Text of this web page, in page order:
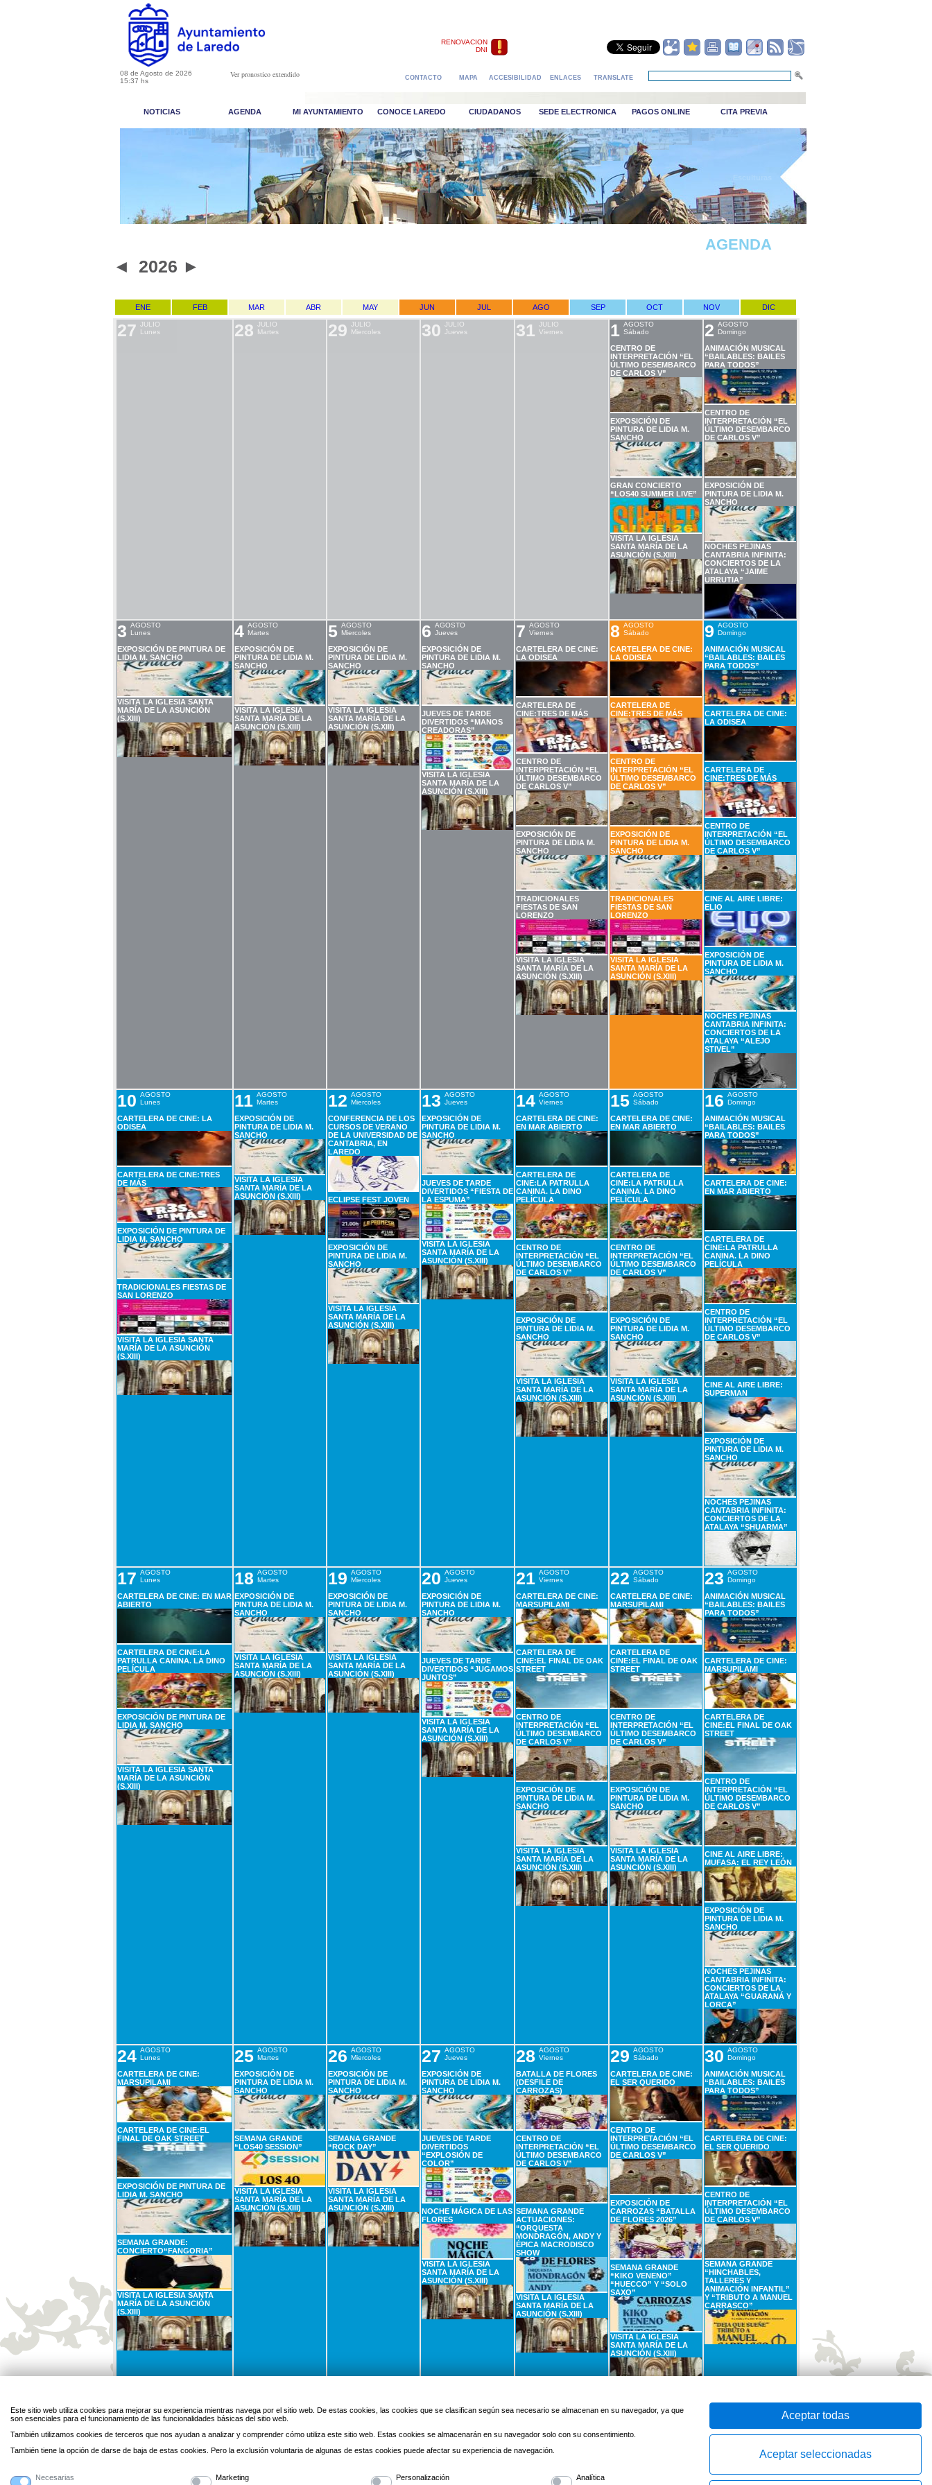
RENOVACION
DNI
08 de Agosto de 2026
15:37 hs
Ver pronostico extendido CONTACTO MAPA ACCESIBILIDAD ENLACES TRANSLATE
NOTICIAS AGENDA MI AYUNTAMIENTO CONOCE LAREDO CIUDADANOS SEDE ELECTRONICA PAGOS ONLINE CITA PREVIA
AGENDA
◄ 2026 ►
ENE FEB MAR ABR MAY JUN JUL AGO SEP OCT NOV DIC
27 JULIO
Lunes
28 JULIO
Martes
29 JULIO
Miercoles
30 JULIO
Jueves
31 JULIO
Viernes
1 AGOSTO
Sábado
CENTRO DE
INTERPRETACIÓN “EL
ÚLTIMO DESEMBARCO
DE CARLOS V”
EXPOSICIÓN DE
PINTURA DE LIDIA M.
SANCHO
GRAN CONCIERTO
“LOS40 SUMMER LIVE”
VISITA LA IGLESIA
SANTA MARÍA DE LA
ASUNCIÓN (S.XIII)
2 AGOSTO
Domingo
ANIMACIÓN MUSICAL
“BAILABLES: BAILES
PARA TODOS”
CENTRO DE
INTERPRETACIÓN “EL
ÚLTIMO DESEMBARCO
DE CARLOS V”
EXPOSICIÓN DE
PINTURA DE LIDIA M.
SANCHO
NOCHES PEJINAS
CANTABRIA INFINITA:
CONCIERTOS DE LA
ATALAYA “JAIME
URRUTIA”
3 AGOSTO
Lunes
EXPOSICIÓN DE PINTURA DE
LIDIA M. SANCHO
VISITA LA IGLESIA SANTA
MARÍA DE LA ASUNCIÓN
(S.XIII)
4 AGOSTO
Martes
EXPOSICIÓN DE
PINTURA DE LIDIA M.
SANCHO
VISITA LA IGLESIA
SANTA MARÍA DE LA
ASUNCIÓN (S.XIII)
5 AGOSTO
Miercoles
EXPOSICIÓN DE
PINTURA DE LIDIA M.
SANCHO
VISITA LA IGLESIA
SANTA MARÍA DE LA
ASUNCIÓN (S.XIII)
6 AGOSTO
Jueves
EXPOSICIÓN DE
PINTURA DE LIDIA M.
SANCHO
JUEVES DE TARDE
DIVERTIDOS “MANOS
CREADORAS”
VISITA LA IGLESIA
SANTA MARÍA DE LA
ASUNCIÓN (S.XIII)
7 AGOSTO
Viernes
CARTELERA DE CINE:
LA ODISEA
CARTELERA DE
CINE:TRES DE MÁS
CENTRO DE
INTERPRETACIÓN “EL
ÚLTIMO DESEMBARCO
DE CARLOS V”
EXPOSICIÓN DE
PINTURA DE LIDIA M.
SANCHO
TRADICIONALES
FIESTAS DE SAN
LORENZO
VISITA LA IGLESIA
SANTA MARÍA DE LA
ASUNCIÓN (S.XIII)
8 AGOSTO
Sábado
CARTELERA DE CINE:
LA ODISEA
CARTELERA DE
CINE:TRES DE MÁS
CENTRO DE
INTERPRETACIÓN “EL
ÚLTIMO DESEMBARCO
DE CARLOS V”
EXPOSICIÓN DE
PINTURA DE LIDIA M.
SANCHO
TRADICIONALES
FIESTAS DE SAN
LORENZO
VISITA LA IGLESIA
SANTA MARÍA DE LA
ASUNCIÓN (S.XIII)
9 AGOSTO
Domingo
ANIMACIÓN MUSICAL
“BAILABLES: BAILES
PARA TODOS”
CARTELERA DE CINE:
LA ODISEA
CARTELERA DE
CINE:TRES DE MÁS
CENTRO DE
INTERPRETACIÓN “EL
ÚLTIMO DESEMBARCO
DE CARLOS V”
CINE AL AIRE LIBRE:
ELIO
EXPOSICIÓN DE
PINTURA DE LIDIA M.
SANCHO
NOCHES PEJINAS
CANTABRIA INFINITA:
CONCIERTOS DE LA
ATALAYA “ALEJO
STIVEL”
10 AGOSTO
Lunes
CARTELERA DE CINE: LA
ODISEA
CARTELERA DE CINE:TRES
DE MÁS
EXPOSICIÓN DE PINTURA DE
LIDIA M. SANCHO
TRADICIONALES FIESTAS DE
SAN LORENZO
VISITA LA IGLESIA SANTA
MARÍA DE LA ASUNCIÓN
(S.XIII)
11 AGOSTO
Martes
EXPOSICIÓN DE
PINTURA DE LIDIA M.
SANCHO
VISITA LA IGLESIA
SANTA MARÍA DE LA
ASUNCIÓN (S.XIII)
12 AGOSTO
Miercoles
CONFERENCIA DE LOS
CURSOS DE VERANO
DE LA UNIVERSIDAD DE
CANTABRIA, EN
LAREDO
ECLIPSE FEST JOVEN
EXPOSICIÓN DE
PINTURA DE LIDIA M.
SANCHO
VISITA LA IGLESIA
SANTA MARÍA DE LA
ASUNCIÓN (S.XIII)
13 AGOSTO
Jueves
EXPOSICIÓN DE
PINTURA DE LIDIA M.
SANCHO
JUEVES DE TARDE
DIVERTIDOS “FIESTA DE
LA ESPUMA”
VISITA LA IGLESIA
SANTA MARÍA DE LA
ASUNCIÓN (S.XIII)
14 AGOSTO
Viernes
CARTELERA DE CINE:
EN MAR ABIERTO
CARTELERA DE
CINE:LA PATRULLA
CANINA. LA DINO
PELÍCULA
CENTRO DE
INTERPRETACIÓN “EL
ÚLTIMO DESEMBARCO
DE CARLOS V”
EXPOSICIÓN DE
PINTURA DE LIDIA M.
SANCHO
VISITA LA IGLESIA
SANTA MARÍA DE LA
ASUNCIÓN (S.XIII)
15 AGOSTO
Sábado
CARTELERA DE CINE:
EN MAR ABIERTO
CARTELERA DE
CINE:LA PATRULLA
CANINA. LA DINO
PELÍCULA
CENTRO DE
INTERPRETACIÓN “EL
ÚLTIMO DESEMBARCO
DE CARLOS V”
EXPOSICIÓN DE
PINTURA DE LIDIA M.
SANCHO
VISITA LA IGLESIA
SANTA MARÍA DE LA
ASUNCIÓN (S.XIII)
16 AGOSTO
Domingo
ANIMACIÓN MUSICAL
“BAILABLES: BAILES
PARA TODOS”
CARTELERA DE CINE:
EN MAR ABIERTO
CARTELERA DE
CINE:LA PATRULLA
CANINA. LA DINO
PELÍCULA
CENTRO DE
INTERPRETACIÓN “EL
ÚLTIMO DESEMBARCO
DE CARLOS V”
CINE AL AIRE LIBRE:
SUPERMAN
EXPOSICIÓN DE
PINTURA DE LIDIA M.
SANCHO
NOCHES PEJINAS
CANTABRIA INFINITA:
CONCIERTOS DE LA
ATALAYA “SHUARMA”
17 AGOSTO
Lunes
CARTELERA DE CINE: EN MAR
ABIERTO
CARTELERA DE CINE:LA
PATRULLA CANINA. LA DINO
PELÍCULA
EXPOSICIÓN DE PINTURA DE
LIDIA M. SANCHO
VISITA LA IGLESIA SANTA
MARÍA DE LA ASUNCIÓN
(S.XIII)
18 AGOSTO
Martes
EXPOSICIÓN DE
PINTURA DE LIDIA M.
SANCHO
VISITA LA IGLESIA
SANTA MARÍA DE LA
ASUNCIÓN (S.XIII)
19 AGOSTO
Miercoles
EXPOSICIÓN DE
PINTURA DE LIDIA M.
SANCHO
VISITA LA IGLESIA
SANTA MARÍA DE LA
ASUNCIÓN (S.XIII)
20 AGOSTO
Jueves
EXPOSICIÓN DE
PINTURA DE LIDIA M.
SANCHO
JUEVES DE TARDE
DIVERTIDOS “JUGAMOS
JUNTOS”
VISITA LA IGLESIA
SANTA MARÍA DE LA
ASUNCIÓN (S.XIII)
21 AGOSTO
Viernes
CARTELERA DE CINE:
MARSUPILAMI
CARTELERA DE
CINE:EL FINAL DE OAK
STREET
CENTRO DE
INTERPRETACIÓN “EL
ÚLTIMO DESEMBARCO
DE CARLOS V”
EXPOSICIÓN DE
PINTURA DE LIDIA M.
SANCHO
VISITA LA IGLESIA
SANTA MARÍA DE LA
ASUNCIÓN (S.XIII)
22 AGOSTO
Sábado
CARTELERA DE CINE:
MARSUPILAMI
CARTELERA DE
CINE:EL FINAL DE OAK
STREET
CENTRO DE
INTERPRETACIÓN “EL
ÚLTIMO DESEMBARCO
DE CARLOS V”
EXPOSICIÓN DE
PINTURA DE LIDIA M.
SANCHO
VISITA LA IGLESIA
SANTA MARÍA DE LA
ASUNCIÓN (S.XIII)
23 AGOSTO
Domingo
ANIMACIÓN MUSICAL
“BAILABLES: BAILES
PARA TODOS”
CARTELERA DE CINE:
MARSUPILAMI
CARTELERA DE
CINE:EL FINAL DE OAK
STREET
CENTRO DE
INTERPRETACIÓN “EL
ÚLTIMO DESEMBARCO
DE CARLOS V”
CINE AL AIRE LIBRE:
MUFASA: EL REY LEÓN
EXPOSICIÓN DE
PINTURA DE LIDIA M.
SANCHO
NOCHES PEJINAS
CANTABRIA INFINITA:
CONCIERTOS DE LA
ATALAYA “GUARANÁ Y
LORCA”
24 AGOSTO
Lunes
CARTELERA DE CINE:
MARSUPILAMI
CARTELERA DE CINE:EL
FINAL DE OAK STREET
EXPOSICIÓN DE PINTURA DE
LIDIA M. SANCHO
SEMANA GRANDE:
CONCIERTO“FANGORIA”
VISITA LA IGLESIA SANTA
MARÍA DE LA ASUNCIÓN
(S.XIII)
25 AGOSTO
Martes
EXPOSICIÓN DE
PINTURA DE LIDIA M.
SANCHO
SEMANA GRANDE
“LOS40 SESSION”
VISITA LA IGLESIA
SANTA MARÍA DE LA
ASUNCIÓN (S.XIII)
26 AGOSTO
Miercoles
EXPOSICIÓN DE
PINTURA DE LIDIA M.
SANCHO
SEMANA GRANDE
“ROCK DAY”
VISITA LA IGLESIA
SANTA MARÍA DE LA
ASUNCIÓN (S.XIII)
27 AGOSTO
Jueves
EXPOSICIÓN DE
PINTURA DE LIDIA M.
SANCHO
JUEVES DE TARDE
DIVERTIDOS
“EXPLOSIÓN DE
COLOR”
NOCHE MÁGICA DE LAS
FLORES
VISITA LA IGLESIA
SANTA MARÍA DE LA
ASUNCIÓN (S.XIII)
28 AGOSTO
Viernes
BATALLA DE FLORES
(DESFILE DE
CARROZAS)
CENTRO DE
INTERPRETACIÓN “EL
ÚLTIMO DESEMBARCO
DE CARLOS V”
SEMANA GRANDE
ACTUACIONES:
“ORQUESTA
MONDRAGÓN, ANDY Y
ÉPICA MACRODISCO
SHOW
VISITA LA IGLESIA
SANTA MARÍA DE LA
ASUNCIÓN (S.XIII)
29 AGOSTO
Sábado
CARTELERA DE CINE:
EL SER QUERIDO
CENTRO DE
INTERPRETACIÓN “EL
ÚLTIMO DESEMBARCO
DE CARLOS V”
EXPOSICIÓN DE
CARROZAS “BATALLA
DE FLORES 2026”
SEMANA GRANDE
“KIKO VENENO”
“HUECCO” Y “SOLO
SAXO”
VISITA LA IGLESIA
SANTA MARÍA DE LA
ASUNCIÓN (S.XIII)
30 AGOSTO
Domingo
ANIMACIÓN MUSICAL
“BAILABLES: BAILES
PARA TODOS”
CARTELERA DE CINE:
EL SER QUERIDO
CENTRO DE
INTERPRETACIÓN “EL
ÚLTIMO DESEMBARCO
DE CARLOS V”
SEMANA GRANDE
“HINCHABLES,
TALLERES Y
ANIMACIÓN INFANTIL”
Y “TRIBUTO A MANUEL
CARRASCO”
31
CARTELERA DE CINE: EL SER
1 2
Miercoles
3
Jueves
4
Viernes
5 6
Este sitio web utiliza cookies para mejorar su experiencia mientras navega por el sitio web. De estas cookies, las cookies que se clasifican según sea necesario se almacenan en su navegador, ya que
son esenciales para el funcionamiento de las funcionalidades básicas del sitio web.
También utilizamos cookies de terceros que nos ayudan a analizar y comprender cómo utiliza este sitio web. Estas cookies se almacenarán en su navegador solo con su consentimiento.
También tiene la opción de darse de baja de estas cookies. Pero la exclusión voluntaria de algunas de estas cookies puede afectar su experiencia de navegación.
Necesarias Marketing Personalización Analítica
Aceptar todas
Aceptar seleccionadas